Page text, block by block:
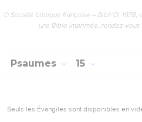
© Société biblique française – Bibli’O, 1978,
une Bible imprimée, rendez-
Psaumes 15
Seuls les Évangiles sont disponibles en